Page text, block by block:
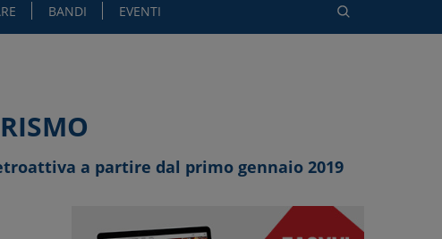
BANDI EVENTI
a partire dal primo gennaio 2019